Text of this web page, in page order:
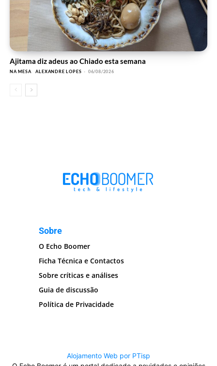
Ajitama diz adeus ao Chiado esta semana
NA MESA ALEXANDRE LOPES - 06/08/2026
Sobre
O Echo Boomer
Ficha Técnica e Contactos
Sobre críticas e análises
Guia de discussão
Política de Privacidade
Alojamento Web por PTisp